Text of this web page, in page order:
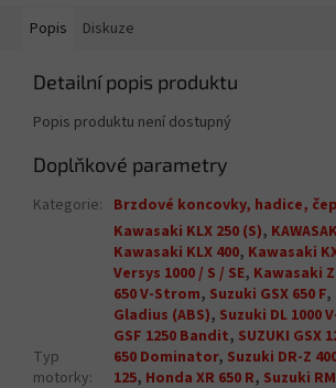
Popis Diskuze
Detailní popis produktu
Popis produktu není dostupný
Doplňkové parametry
Kategorie: Brzdové koncovky, hadice,
Typ
motorky:
Kawasaki KLX 250 (S),
Kawasaki KLX 400, Kawasaki
Versys 1000 / S / SE, Kawasaki Z
650 V-Strom, Suzuki GSX 650 F,
Gladius (ABS), Suzuki DL 1000
GSF 1250 Bandit, SUZUKI GSX
650 Dominator, Suzuki DR-Z
125, Honda XR 650 R, Suzuki